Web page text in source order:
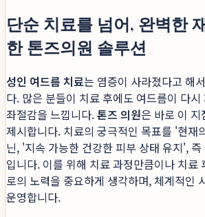
단순 치료를 넘어, 완벽한
한 톤즈의원 솔루션
성인 여드름 치료는 염증이 사라졌다고 해
다. 많은 분들이 치료 후에도 여드름이 다
좌절감을 느낍니다.톤즈 의원은 바로 이
제시합니다. 치료의 궁극적인 목표를 '현재
닌, '지속 가능한 건강한 피부 상태 유지', 즉
입니다. 이를 위해 치료 과정만큼이나 치료
로의 노력을 중요하게 생각하며, 체계적인
운영합니다.